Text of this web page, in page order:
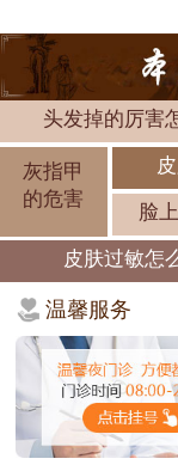
头发掉的厉害
灰指甲
的危害
脸
皮肤过敏怎
温馨服务